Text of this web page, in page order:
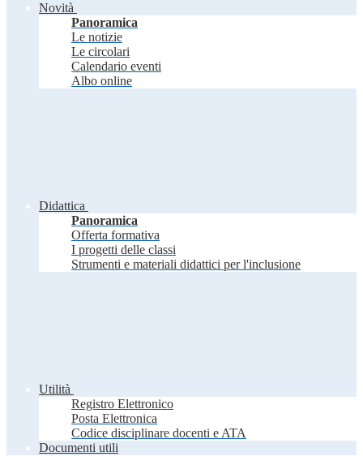
Novità
Panoramica
Le notizie
Le circolari
Calendario eventi
Albo online
Didattica
Panoramica
Offerta formativa
I progetti delle classi
Strumenti e materiali didattici per l'inclusione
Utilità
Registro Elettronico
Posta Elettronica
Codice disciplinare docenti e ATA
Documenti utili